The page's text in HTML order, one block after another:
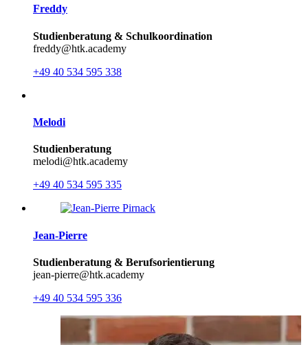
Freddy
Studienberatung & Schulkoordination
freddy@htk.academy
+49 40 534 595 338
Melodi
Studienberatung
melodi@htk.academy
+49 40 534 595 335
Jean-Pierre
Studienberatung & Berufsorientierung
jean-pierre@htk.academy
+49 40 534 595 336